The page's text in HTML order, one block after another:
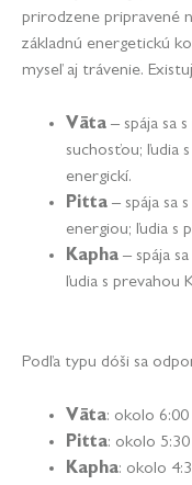
prirodzene pripravené
základnú energetickú
myseľ aj trávenie.
Vāta – spája sa
suchosťou; ľudia
energickí.
Pitta – spája sa
energiou; ľudia s
Kapha – spája
ľudia s prevahou
Podľa typu dóši sa
Vāta: okolo 6:00
Pitta: okolo 5:30
Kapha: okolo